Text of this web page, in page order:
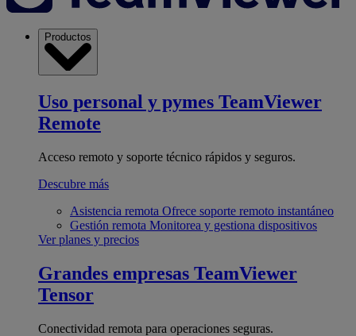
Productos
Uso personal y pymes TeamViewer
Remote
Acceso remoto y soporte técnico rápidos y seguros.
Descubre más
Asistencia remota Ofrece soporte remoto instantáneo
Gestión remota Monitorea y gestiona dispositivos
Ver planes y precios
Grandes empresas TeamViewer
Tensor
Conectividad remota para operaciones seguras.